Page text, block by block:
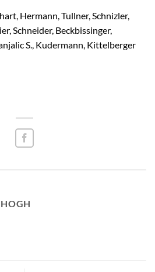
Hermann, Tullner, Schnizler,
Schneider, Beckbissinger,
S., Kudermann, Kittelberger